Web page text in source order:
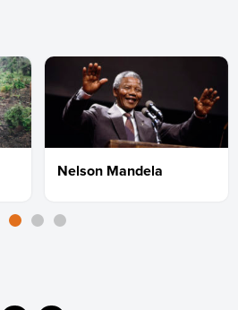
Nelson Mandela